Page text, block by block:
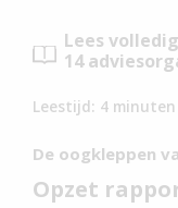
Lees
14
Leestijd: 4 minuten
De oogkleppen
Opzet